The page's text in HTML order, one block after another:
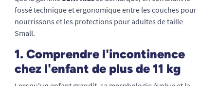
fossé technique et ergonomique entre les couches pour
nourrissons et les protections pour adultes de taille
Small.
1. Comprendre l'incontinence
chez l'enfant de plus de 11 kg